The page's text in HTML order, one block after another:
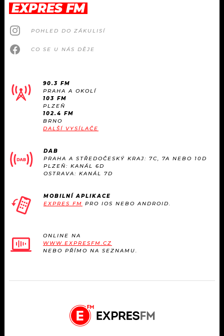
EXPRES FM
POHLED DO ZÁKULISÍ
CO SE U NÁS DĚJE
90.3 FM
PRAHA A OKOLÍ
103 FM
PLZEŇ
102.4 FM
BRNO
DALŠÍ VYSÍLAČE
DAB
PRAHA A STŘEDOČESKÝ KRAJ: 7C, 7A NEBO 10D
PLZEŇ: KANÁL 6D
OSTRAVA: KANÁL 7D
MOBILNÍ APLIKACE
EXPRES FM PRO IOS NEBO ANDROID.
ONLINE NA
WWW.EXPRESFM.CZ
NEBO PŘÍMO NA SEZNAMU.